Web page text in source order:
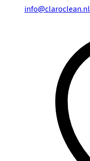
info@claroclean.nl